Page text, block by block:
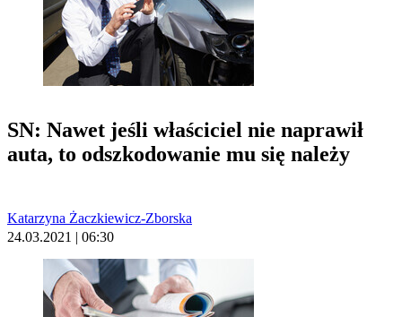
SN: Nawet jeśli właściciel nie naprawił
auta, to odszkodowanie mu się należy
Katarzyna Żaczkiewicz-Zborska
24.03.2021 | 06:30